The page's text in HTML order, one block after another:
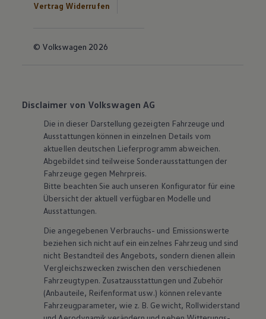
Vertrag Widerrufen
© Volkswagen 2026
Disclaimer von Volkswagen AG
Die in dieser Darstellung gezeigten Fahrzeuge und
Ausstattungen können in einzelnen Details vom
aktuellen deutschen Lieferprogramm abweichen.
Abgebildet sind teilweise Sonderausstattungen der
Fahrzeuge gegen Mehrpreis.
Bitte beachten Sie auch unseren Konfigurator für eine
Übersicht der aktuell verfügbaren Modelle und
Ausstattungen.
Die angegebenen Verbrauchs- und Emissionswerte
beziehen sich nicht auf ein einzelnes Fahrzeug und sind
nicht Bestandteil des Angebots, sondern dienen allein
Vergleichszwecken zwischen den verschiedenen
Fahrzeugtypen. Zusatzausstattungen und Zubehör
(Anbauteile, Reifenformat usw.) können relevante
Fahrzeugparameter, wie z. B. Gewicht, Rollwiderstand